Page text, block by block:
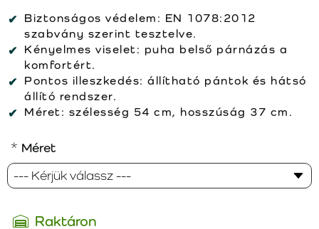
Biztonságos védelem: EN 1078:2012
szabvány szerint tesztelve.
Kényelmes viselet: puha belső párnázás a
komfortért.
Pontos illeszkedés: állítható pántok és hátsó
állító rendszer.
Méret: szélesség 54 cm, hosszúság 37 cm.
Raktáron
Méret